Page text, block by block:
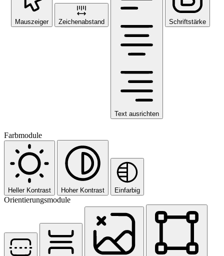
Mauszeiger Zeichenabstand
Text ausrichten
Schriftstärke
Farbmodule
Heller Kontrast Hoher Kontrast Einfarbig
Orientierungsmodule